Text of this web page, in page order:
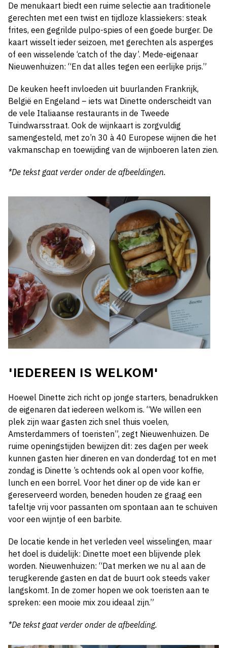
De menukaart biedt een ruime selectie aan traditionele
gerechten met een twist en tijdloze klassiekers: steak
frites, een gegrilde pulpo-spies of een goede burger. De
kaart wisselt ieder seizoen, met gerechten als asperges
of een wisselende ‘catch of the day’. Mede-eigenaar
Nieuwenhuizen: “En dat alles tegen een eerlijke prijs.”
De keuken heeft invloeden uit buurlanden Frankrijk,
België en Engeland – iets wat Dinette onderscheidt van
de vele Italiaanse restaurants in de Tweede
Tuindwarsstraat. Ook de wijnkaart is zorgvuldig
samengesteld, met zo’n 30 à 40 Europese wijnen die het
vakmanschap en toewijding van de wijnboeren laten zien.
*De tekst gaat verder onder de afbeeldingen.
'IEDEREEN IS WELKOM'
Hoewel Dinette zich richt op jonge starters, benadrukken
de eigenaren dat iedereen welkom is. “We willen een
plek zijn waar gasten zich snel thuis voelen,
Amsterdammers of toeristen”, zegt Nieuwenhuizen. De
ruime openingstijden bewijzen dit: zes dagen per week
kunnen gasten hier dineren en van donderdag tot en met
zondag is Dinette ’s ochtends ook al open voor koffie,
lunch en een borrel. Voor het diner op de vide kan er
gereserveerd worden, beneden houden ze graag een
tafeltje vrij voor passanten om spontaan aan te schuiven
voor een wijntje of een barbite.
De locatie kende in het verleden veel wisselingen, maar
het doel is duidelijk: Dinette moet een blijvende plek
worden. Nieuwenhuizen: “Dat merken we nu al aan de
terugkerende gasten en dat de buurt ook steeds vaker
langskomt. In de zomer hopen we ook toeristen aan te
spreken: een mooie mix zou ideaal zijn.”
*De tekst gaat verder onder de afbeelding.